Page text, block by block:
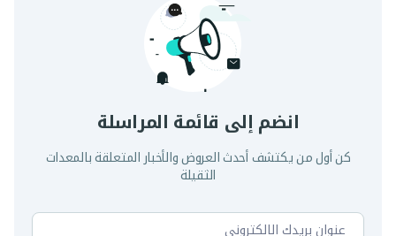
انضم إلى قائمة المراسلة
كن أول من يكتشف أحدث العروض والأخبار المتعلقة بالمعدات
الثقيلة